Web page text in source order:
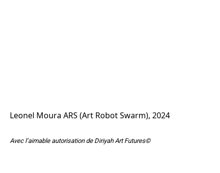
Leonel Moura ARS (Art Robot Swarm), 2024
Avec l’aimable autorisation de Diriyah Art Futures©